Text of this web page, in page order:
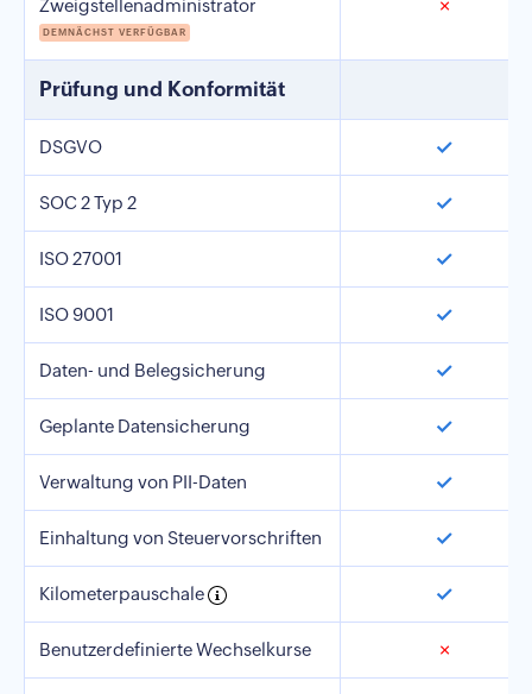
Zweigstellenadministrator
DEMNÄCHST VERFÜGBAR
✗
Prüfung und Konformität
DSGVO ✓
SOC 2 Typ 2 ✓
ISO 27001 ✓
ISO 9001 ✓
Daten- und Belegsicherung ✓
Geplante Datensicherung ✓
Verwaltung von PII-Daten ✓
Einhaltung von Steuervorschriften ✓
Kilometerpauschale ✓
Benutzerdefinierte Wechselkurse ✗